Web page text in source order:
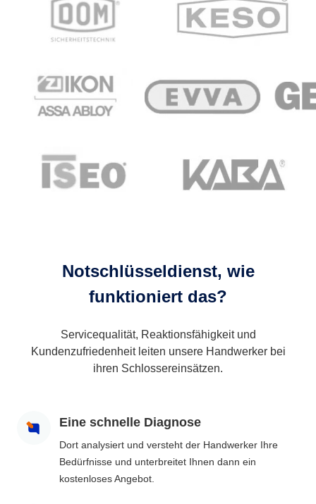
Notschlüsseldienst, wie
funktioniert das?
Servicequalität, Reaktionsfähigkeit und
Kundenzufriedenheit leiten unsere Handwerker bei
ihren Schlossereinsätzen.
Eine schnelle Diagnose
Dort analysiert und versteht der Handwerker Ihre
Bedürfnisse und unterbreitet Ihnen dann ein
kostenloses Angebot.